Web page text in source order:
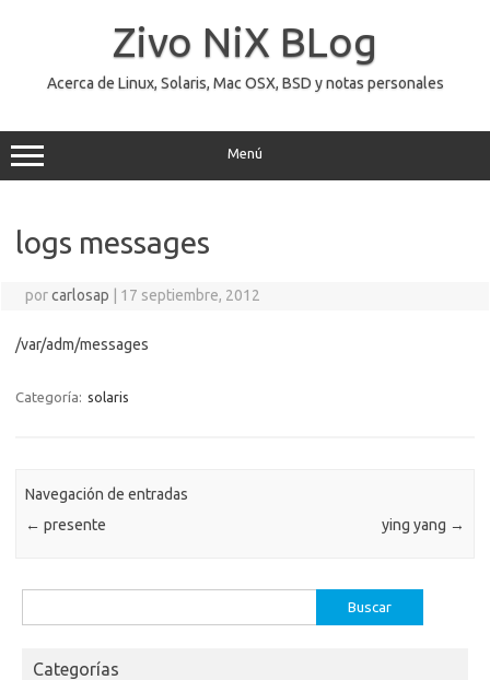
Zivo NiX BLog
Acerca de Linux, Solaris, Mac OSX, BSD y notas personales
Menú
logs messages
porcarlosap 17 septiembre, 2012
/var/adm/messages
Categoría: solaris
Navegación de entradas
← presente ying yang →
Categorías